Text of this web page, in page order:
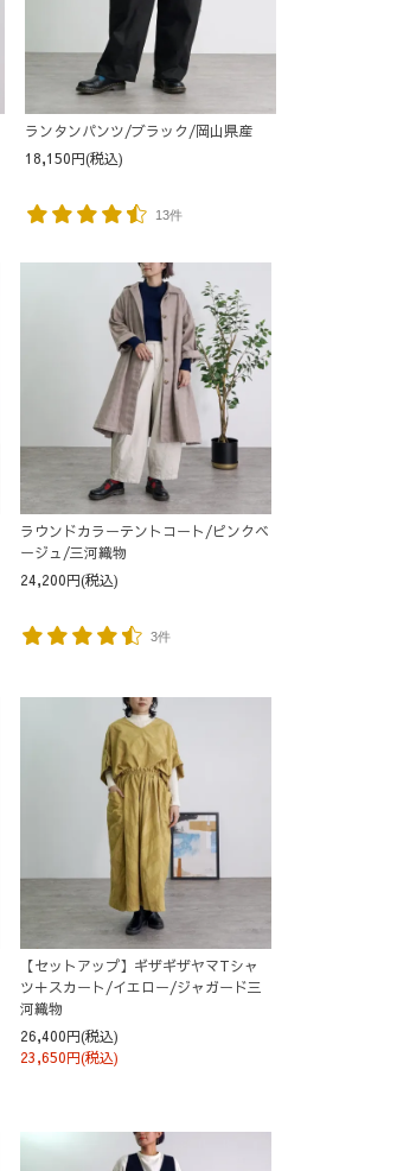
ランタンパンツ/ブラック/岡山県産
18,150円(税込)
13件
ラウンドカラーテントコート/ピンクベ
ージュ/三河織物
24,200円(税込)
3件
【セットアップ】ギザギザヤマTシャ
ツ＋スカート/イエロー/ジャガード三
河織物
26,400円(税込)
23,650円(税込)